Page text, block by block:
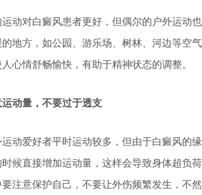
对白癜风患者更好，但偶尔的户外运动也
地方，如公园、游乐场、树林、河边等空
心情舒畅愉快，有助于精神状态的调整。
量，不要过于透支
爱好者平时运动较多，但由于白癜风的缘
候直接增加运动量，这样会导致身体超负
注意保护自己，不要让外伤频繁发生，不